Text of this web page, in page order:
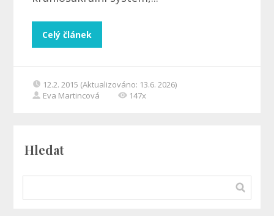
Celý článek
12.2. 2015 (Aktualizováno: 13.6. 2026)
Eva Martincová
147x
Hledat